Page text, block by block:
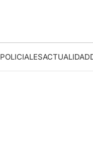
POLICIALESACTUALIDAD